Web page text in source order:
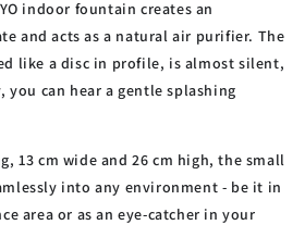
indoor fountain creates an
and acts as a natural air purifier. The
like a disc in profile, is almost silent,
can hear a gentle splashing
13 cm wide and 26 cm high, the small
into any environment - be it in
area or as an eye-catcher in your